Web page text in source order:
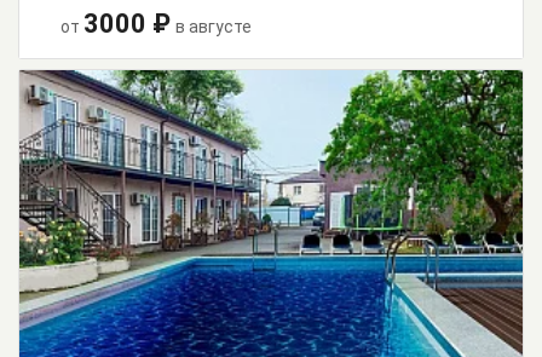
от 3000 ₽ в августе